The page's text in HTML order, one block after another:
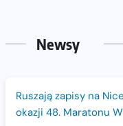
Newsy
Ruszają zapisy na
okazji 48. Maratonu